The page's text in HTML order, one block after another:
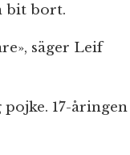
bit bort.
säger Leif
17-åringen